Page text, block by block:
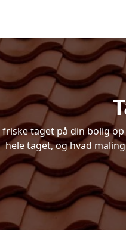
taget på din bolig
hele taget, og hvad